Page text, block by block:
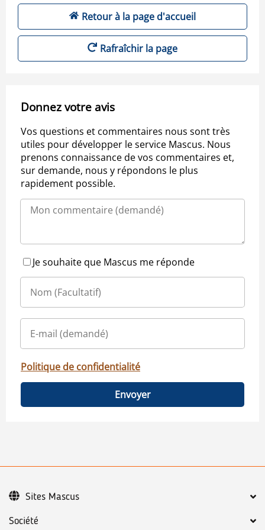
Retour à la page d'accueil
Rafraîchir la page
Donnez votre avis
Vos questions et commentaires nous sont très
utiles pour développer le service Mascus. Nous
prenons connaissance de vos commentaires et,
sur demande, nous y répondons le plus
rapidement possible.
Je souhaite que Mascus me réponde
Politique de confidentialité
Envoyer
Société
Sites Mascus